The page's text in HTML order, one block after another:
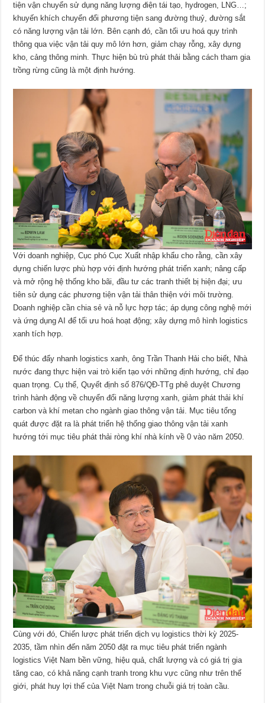
tiện vận chuyển sử dụng năng lượng điện tái tạo, hydrogen, LNG…;
khuyến khích chuyển đổi phương tiện sang đường thuỷ, đường sắt
có năng lượng vận tải lớn. Bên cạnh đó, cần tối ưu hoá quy trình
thông qua việc vận tải quy mô lớn hơn, giảm chạy rỗng, xây dựng
kho, cảng thông minh. Thực hiện bù trù phát thải bằng cách tham gia
trồng rừng cũng là một định hướng.
Với doanh nghiệp, Cục phó Cục Xuất nhập khẩu cho rằng, cần xây
dựng chiến lược phù hợp với định hướng phát triển xanh; nâng cấp
và mở rộng hệ thống kho bãi, đầu tư các tranh thiết bị hiện đại; ưu
tiên sử dụng các phương tiện vận tải thân thiện với môi trường.
Doanh nghiệp cần chia sẻ và nỗ lực hợp tác; áp dụng công nghệ mới
và ứng dụng AI để tối ưu hoá hoạt động; xây dựng mô hình logistics
xanh tích hợp.
Để thúc đẩy nhanh logistics xanh, ông Trần Thanh Hải cho biết, Nhà
nước đang thực hiện vai trò kiến tạo với những định hướng, chỉ đạo
quan trọng. Cụ thể, Quyết định số 876/QĐ-TTg phê duyệt Chương
trình hành động về chuyển đổi năng lượng xanh, giảm phát thải khí
carbon và khí metan cho ngành giao thông vận tải. Mục tiêu tổng
quát được đặt ra là phát triển hệ thống giao thông vận tải xanh
hướng tới mục tiêu phát thải ròng khí nhà kính về 0 vào năm 2050.
Cùng với đó, Chiến lược phát triển dịch vụ logistics thời kỳ 2025-
2035, tầm nhìn đến năm 2050 đặt ra mục tiêu phát triển ngành
logistics Việt Nam bền vững, hiệu quả, chất lượng và có giá trị gia
tăng cao, có khả năng cạnh tranh trong khu vực cũng như trên thế
giới, phát huy lợi thế của Việt Nam trong chuỗi giá trị toàn cầu.